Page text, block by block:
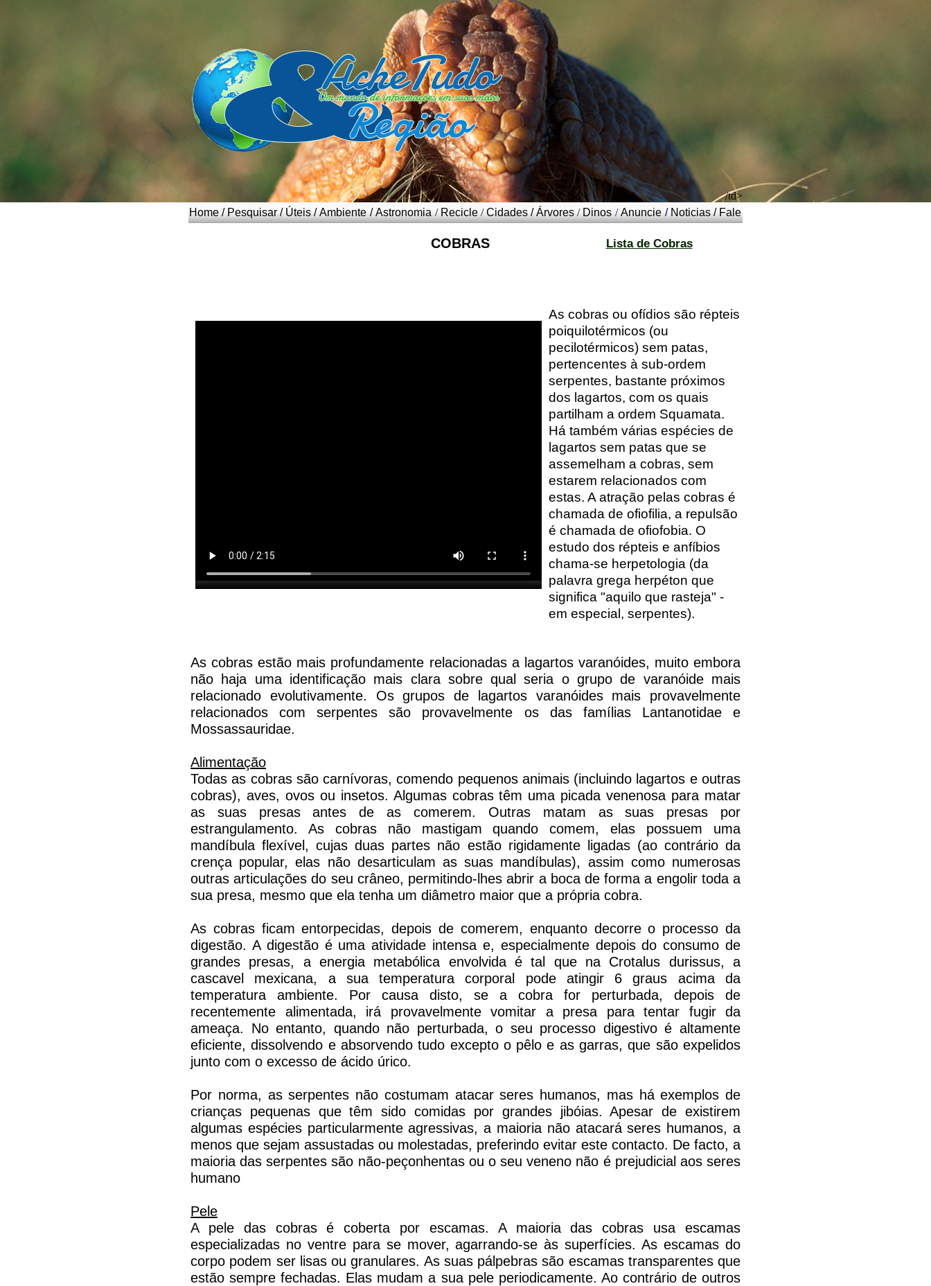
/td>
Home / Pesquisar / Úteis /Ambiente /Astronomia / Recicle /Cidades /Árvores / Dinos /Anuncie / Noticias / Fale
COBRAS Lista de Cobras
As cobras ou ofídios são répteis
poiquilotérmicos (ou
pecilotérmicos) sem patas,
pertencentes à sub-ordem
serpentes, bastante próximos
dos lagartos, com os quais
partilham a ordem Squamata.
Há também várias espécies de
lagartos sem patas que se
assemelham a cobras, sem
estarem relacionados com
estas. A atração pelas cobras é
chamada de ofiofilia, a repulsão
é chamada de ofiofobia. O
estudo dos répteis e anfíbios
chama-se herpetologia (da
palavra grega herpéton que
significa "aquilo que rasteja" -
em especial, serpentes).
As cobras estão mais profundamente relacionadas a lagartos varanóides, muito embora
não haja uma identificação mais clara sobre qual seria o grupo de varanóide mais
relacionado evolutivamente. Os grupos de lagartos varanóides mais provavelmente
relacionados com serpentes são provavelmente os das famílias Lantanotidae e
Mossassauridae.
Alimentação
Todas as cobras são carnívoras, comendo pequenos animais (incluindo lagartos e outras
cobras), aves, ovos ou insetos. Algumas cobras têm uma picada venenosa para matar
as suas presas antes de as comerem. Outras matam as suas presas por
estrangulamento. As cobras não mastigam quando comem, elas possuem uma
mandíbula flexível, cujas duas partes não estão rigidamente ligadas (ao contrário da
crença popular, elas não desarticulam as suas mandíbulas), assim como numerosas
outras articulações do seu crâneo, permitindo-lhes abrir a boca de forma a engolir toda a
sua presa, mesmo que ela tenha um diâmetro maior que a própria cobra.
As cobras ficam entorpecidas, depois de comerem, enquanto decorre o processo da
digestão. A digestão é uma atividade intensa e, especialmente depois do consumo de
grandes presas, a energia metabólica envolvida é tal que na Crotalus durissus, a
cascavel mexicana, a sua temperatura corporal pode atingir 6 graus acima da
temperatura ambiente. Por causa disto, se a cobra for perturbada, depois de
recentemente alimentada, irá provavelmente vomitar a presa para tentar fugir da
ameaça. No entanto, quando não perturbada, o seu processo digestivo é altamente
eficiente, dissolvendo e absorvendo tudo excepto o pêlo e as garras, que são expelidos
junto com o excesso de ácido úrico.
Por norma, as serpentes não costumam atacar seres humanos, mas há exemplos de
crianças pequenas que têm sido comidas por grandes jibóias. Apesar de existirem
algumas espécies particularmente agressivas, a maioria não atacará seres humanos, a
menos que sejam assustadas ou molestadas, preferindo evitar este contacto. De facto, a
maioria das serpentes são não-peçonhentas ou o seu veneno não é prejudicial aos seres
humano
Pele
A pele das cobras é coberta por escamas. A maioria das cobras usa escamas
especializadas no ventre para se mover, agarrando-se às superfícies. As escamas do
corpo podem ser lisas ou granulares. As suas pálpebras são escamas transparentes que
estão sempre fechadas. Elas mudam a sua pele periodicamente. Ao contrário de outros